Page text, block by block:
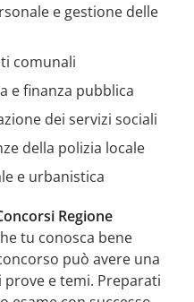
e gestione delle
comunali
e finanza pubblica
dei servizi sociali
della polizia locale
e urbanistica
Regione
tu conosca bene
può avere una
e temi. Preparati